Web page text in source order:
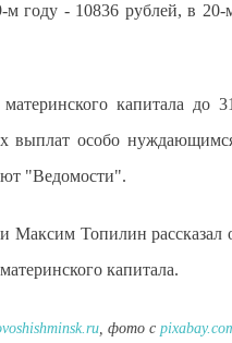
м году - 10836 рублей, в 20-
капитала до 31
выплат особо
"Ведомости".
Максим Топилин рассказал
капитала.
, фото с